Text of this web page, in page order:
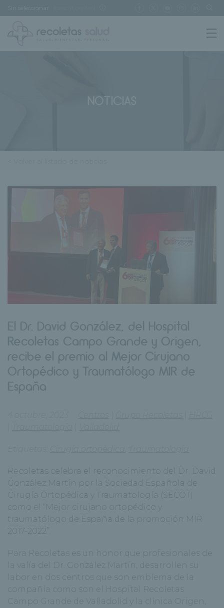
NOTICIAS
El Dr. David González, del Hospital
Recoletas Campo Grande y Origen,
recibe el premio al Mejor Cirujano
Ortopédico y Traumatólogo MIR de
España
Recoletas celebra el reconocimiento del Dr. David
González Martín por la Sociedad Española de
Cirugía Ortopédica y Traumatología (SECOT)
como el “Mejor cirujano ortopédico y
traumatólogo de España de la promoción MIR
2017-2022”.
Para Recoletas es un honor que profesionales de
la valía del Dr. González Martín, desarrollen su
labor en dos centros que son emblema de la
compañía como son el Hospital Recoletas
Campo Grande de Valladolid y la clínica Origen,